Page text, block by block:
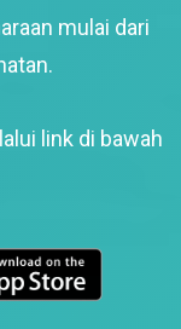
mulai dari
link di bawah